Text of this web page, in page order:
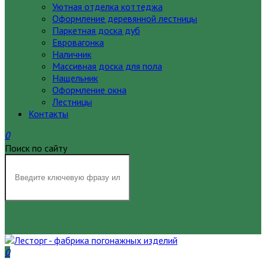
Уютная отделка коттеджа
Оформление деревянной лестницы
Паркетная доска дуб
Евровагонка
Наличник
Массивная доска для пола
Нащельник
Оформление окна
Лестницы
Контакты
0
Поиск по сайту
0